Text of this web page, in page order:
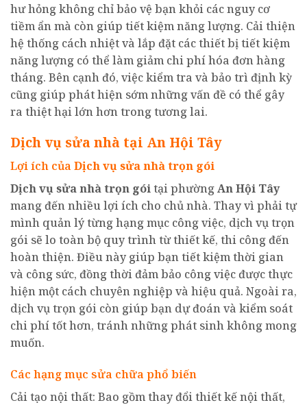
hư hỏng không chỉ bảo vệ bạn khỏi các nguy cơ
tiềm ẩn mà còn giúp tiết kiệm năng lượng. Cải thiện
hệ thống cách nhiệt và lắp đặt các thiết bị tiết kiệm
năng lượng có thể làm giảm chi phí hóa đơn hàng
tháng. Bên cạnh đó, việc kiểm tra và bảo trì định kỳ
cũng giúp phát hiện sớm những vấn đề có thể gây
ra thiệt hại lớn hơn trong tương lai.
Dịch vụ sửa nhà tại An Hội Tây
Lợi ích của Dịch vụ sửa nhà trọn gói
Dịch vụ sửa nhà trọn góitại phườngAn Hội Tây
mang đến nhiều lợi ích cho chủ nhà. Thay vì phải tự
mình quản lý từng hạng mục công việc, dịch vụ trọn
gói sẽ lo toàn bộ quy trình từ thiết kế, thi công đến
hoàn thiện. Điều này giúp bạn tiết kiệm thời gian
và công sức, đồng thời đảm bảo công việc được thực
hiện một cách chuyên nghiệp và hiệu quả. Ngoài ra,
dịch vụ trọn gói còn giúp bạn dự đoán và kiểm soát
chi phí tốt hơn, tránh những phát sinh không mong
muốn.
Các hạng mục sửa chữa phổ biến
Cải tạo nội thất: Bao gồm thay đổi thiết kế nội thất,